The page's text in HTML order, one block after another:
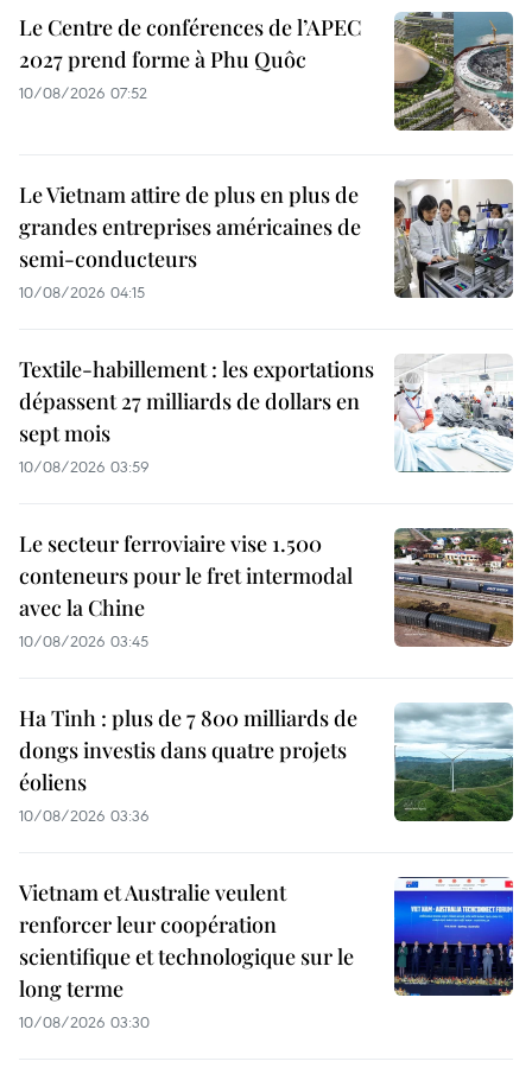
Le Centre de conférences de l’APEC
2027 prend forme à Phu Quôc
10/08/2026 07:52
Le Vietnam attire de plus en plus de
grandes entreprises américaines de
semi-conducteurs
10/08/2026 04:15
Textile-habillement : les exportations
dépassent 27 milliards de dollars en
sept mois
10/08/2026 03:59
Le secteur ferroviaire vise 1.500
conteneurs pour le fret intermodal
avec la Chine
10/08/2026 03:45
Ha Tinh : plus de 7 800 milliards de
dongs investis dans quatre projets
éoliens
10/08/2026 03:36
Vietnam et Australie veulent
renforcer leur coopération
scientifique et technologique sur le
long terme
10/08/2026 03:30